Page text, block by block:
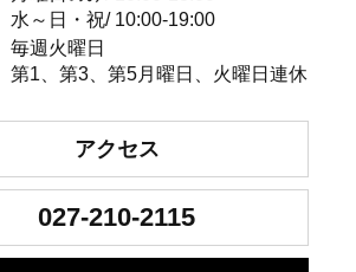
水～日・祝/ 10:00-19:00
毎週火曜日
第1、第3、第5月曜日、火曜日連休
アクセス
027-210-2115